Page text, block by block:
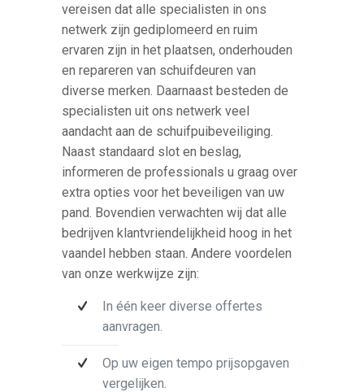
vereisen dat alle specialisten in ons
netwerk zijn gediplomeerd en ruim
ervaren zijn in het plaatsen, onderhouden
en repareren van schuifdeuren van
diverse merken. Daarnaast besteden de
specialisten uit ons netwerk veel
aandacht aan de schuifpuibeveiliging.
Naast standaard slot en beslag,
informeren de professionals u graag over
extra opties voor het beveiligen van uw
pand. Bovendien verwachten wij dat alle
bedrijven klantvriendelijkheid hoog in het
vaandel hebben staan. Andere voordelen
van onze werkwijze zijn:
In één keer diverse offertes
aanvragen.
Op uw eigen tempo prijsopgaven
vergelijken.